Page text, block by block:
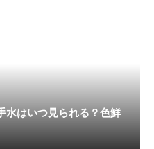
水はいつ見られる？色鮮